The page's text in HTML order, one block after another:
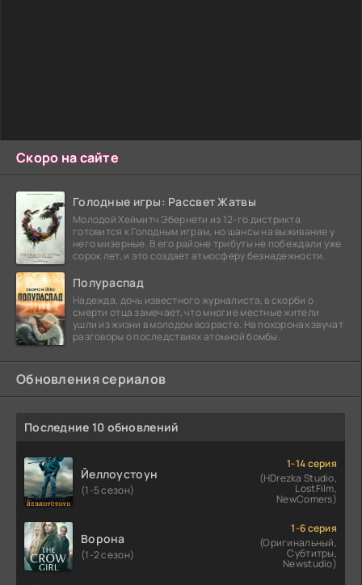
Скоро на сайте
Голодные игры: Рассвет Жатвы
Молодой Хеймитч Эбернети из 12-го дистрикта
готовится к Голодным играм, но шансы на выживание у
него мизерные. В его районе трибуты не побеждали уже
сорок лет, и это создает атмосферу безнадежности.
Полураспад
Надежда, дочь известного журналиста, в скорби о
смерти отца замечает, что многие местные жители
ушли из жизни в молодом возрасте. На похоронах звучат
разговоры о последствиях атомной бомбы.
Обновления сериалов
Последние 10 обновлений
Йеллоустоун
(1-5 сезон)
1-14 серия
(HDrezka Studio,
LostFilm,
NewComers)
Ворона
(1-2 сезон)
1-6 серия
(Оригинальный,
Субтитры,
Newstudio)